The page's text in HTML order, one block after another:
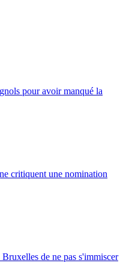
pour avoir manqué la
critiquent une nomination
de ne pas s'immiscer